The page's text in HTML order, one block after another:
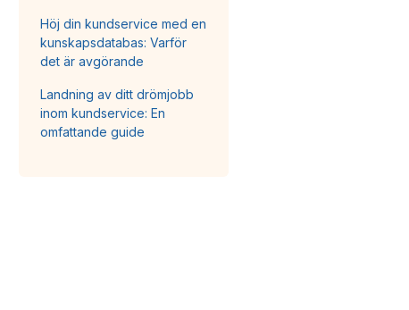
Höj din kundservice med en
kunskapsdatabas: Varför
det är avgörande
Landning av ditt drömjobb
inom kundservice: En
omfattande guide